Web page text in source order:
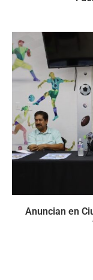
Anuncian en